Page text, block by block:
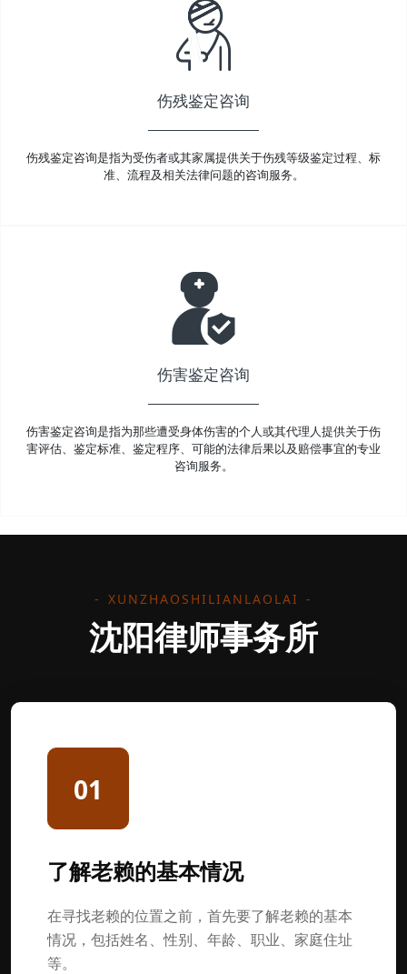
伤残鉴定咨询
伤残鉴定咨询是指为受伤者或其家属提供关于伤残等级鉴定过程、标
准、流程及相关法律问题的咨询服务。
伤害鉴定咨询
伤害鉴定咨询是指为那些遭受身体伤害的个人或其代理人提供关于伤
害评估、鉴定标准、鉴定程序、可能的法律后果以及赔偿事宜的专业
咨询服务。
XUNZHAOSHILIANLAOLAI
沈阳律师事务所
01
了解老赖的基本情况
在寻找老赖的位置之前，首先要了解老赖的基本
情况，包括姓名、性别、年龄、职业、家庭住址
等。